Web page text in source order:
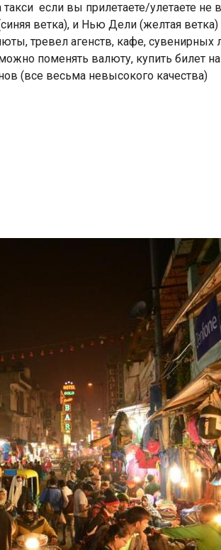
если вы прилетаете/улетаете не
ветка), и Нью Дели (желтая ветка)
тревел агенств, кафе, сувенирных
поменять валюту, купить билет
(все весьма невысокого качества)